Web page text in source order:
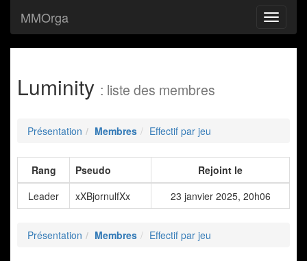
MMOrga
Luminity : liste des membres
Présentation Membres Effectif par jeu
Rang Pseudo
Rejoint le
Leader
xXBjornulfXx 23 janvier 2025, 20h06
Présentation Membres Effectif par jeu